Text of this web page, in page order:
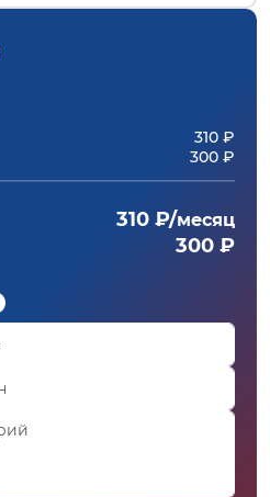
310 ₽
300 ₽
310 ₽/месяц
300 ₽